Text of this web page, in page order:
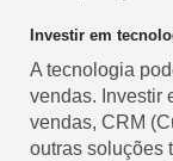
Investir em
A tecnologia
vendas. Investir
vendas, CRM
outras soluções